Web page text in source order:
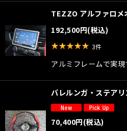
TEZZO アルファロメ
192,500円(税込)
3件
アルミフレームで実
バレルンガ・ステア
70,400円(税込)